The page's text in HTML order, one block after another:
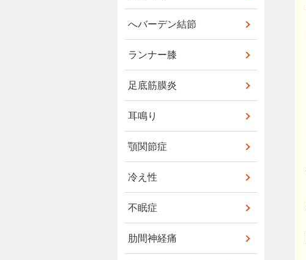
へバーデン結節
ランナー膝
足底筋膜炎
耳鳴り
顎関節症
冷え性
不眠症
肋間神経痛